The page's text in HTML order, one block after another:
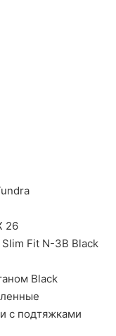
26
Slim Fit N-3B Black
Black
с подтяжками